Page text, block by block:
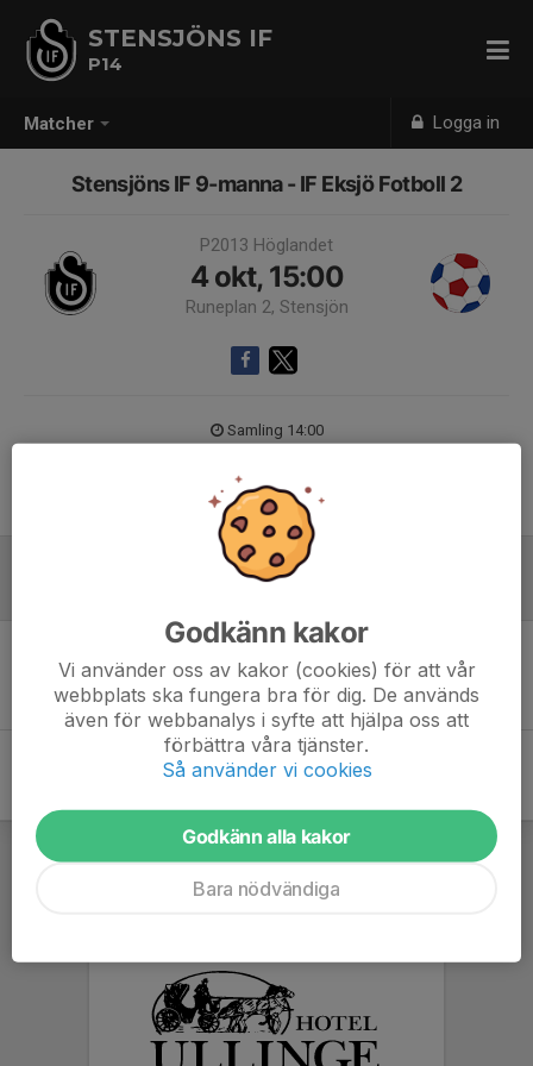
Matcher Logga in
STENSJÖNS IF
P14
Stensjöns IF 9-manna - IF Eksjö Fotboll 2
P2013 Höglandet
4 okt, 15:00
Runeplan 2, Stensjön
Samling 14:00
Logga in här
9-manna
Inget skrivet
Godkänn kakor
Vi använder oss av kakor (cookies) för att vår
webbplats ska fungera bra för dig. De används
även för webbanalys i syfte att hjälpa oss att
förbättra våra tjänster.
Så använder vi cookies
Godkänn alla kakor
Bara nödvändiga